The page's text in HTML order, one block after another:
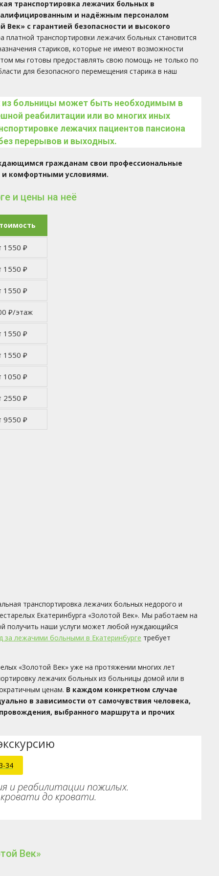
транспортировка лежачих больных в
и надёжным персоналом
Век» с гарантией безопасности и высокого
платной транспортировки лежачих больных становится
стариков, которые не имеют возможности
мы готовы предоставлять свою помощь не только по
для безопасного перемещения старика в наш
из больницы может быть необходимым в
реабилитации или во многих иных
лежачих пациентов пансиона
перерывов и выходных.
гражданам свои профессиональные
и комфортными условиями.
и цены на неё
1550 ₽
1550 ₽
1550 ₽
₽/этаж
1550 ₽
1550 ₽
1050 ₽
2550 ₽
9550 ₽
транспортировка лежачих больных недорого и
Екатеринбурга «Золотой Век». Мы работаем на
получить наши услуги может любой нуждающийся
за лежачими больными в Екатеринбурге требует
«Золотой Век» уже на протяжении многих лет
лежачих больных из больницы домой или в
ценам. В каждом конкретном случае
в зависимости от самочувствия человека,
выбранного маршрута и прочих
34
и реабилитации пожилых.
до кровати.
Век»